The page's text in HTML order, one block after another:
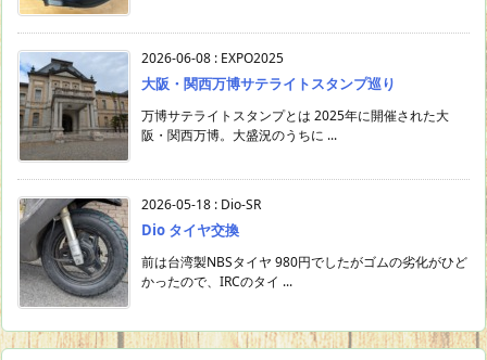
2026-06-08 : EXPO2025
大阪・関西万博サテライトスタンプ巡り
万博サテライトスタンプとは 2025年に開催された大
阪・関西万博。大盛況のうちに ...
2026-05-18 : Dio-SR
Dio タイヤ交換
前は台湾製NBSタイヤ 980円でしたがゴムの劣化がひど
かったので、IRCのタイ ...